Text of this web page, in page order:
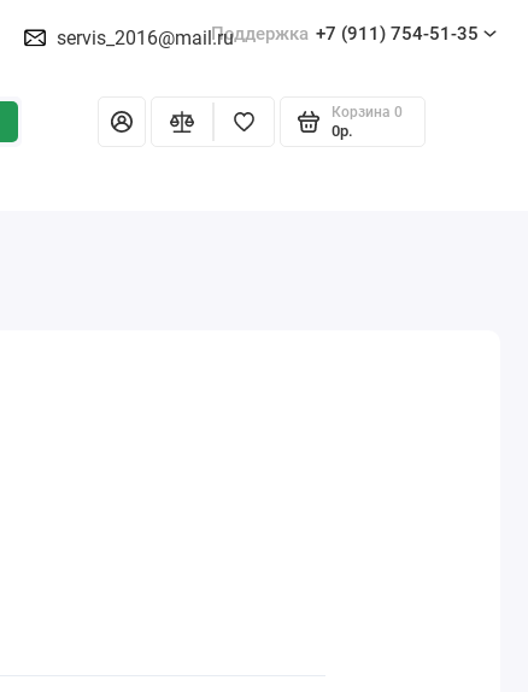
servis_2016@mail.ruПоддержка +7 (911) 754-51-35
Корзина 0
0р.